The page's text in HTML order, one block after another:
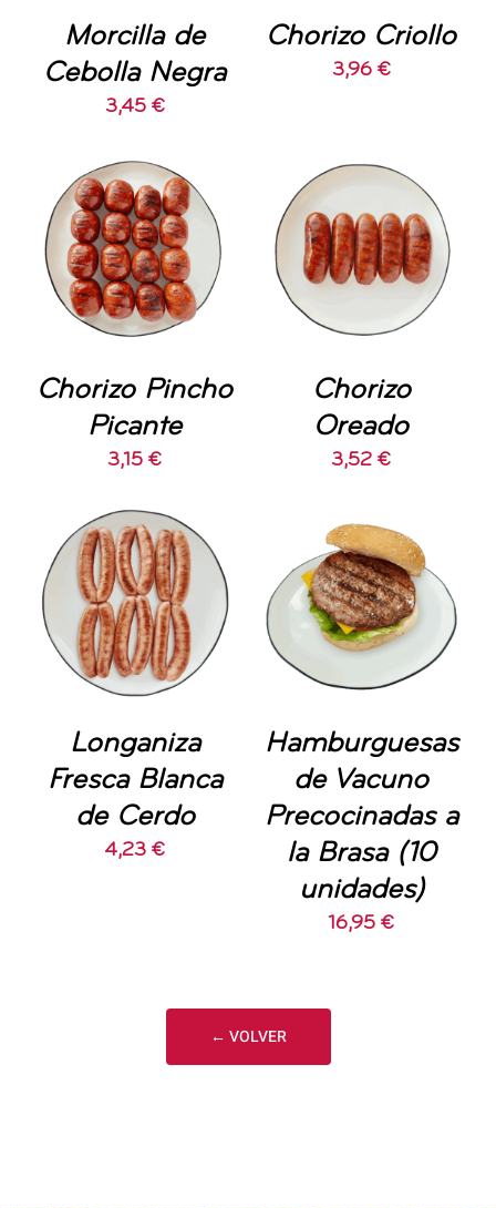
Morcilla de
Cebolla Negra
3,45 €
Chorizo Criollo
3,96 €
AÑADIR AL
CARRITO
/
DETALLES
Chorizo Pincho
Picante
3,15 €
AÑADIR AL
CARRITO
/
DETALLES
Chorizo
Oreado
3,52 €
AÑADIR AL
CARRITO
/
DETALLES
Longaniza
Fresca Blanca
de Cerdo
4,23 €
AÑADIR AL
CARRITO
/
DETALLES
Hamburguesas
de Vacuno
Precocinadas a
la Brasa (10
unidades)
16,95 €
← VOLVER